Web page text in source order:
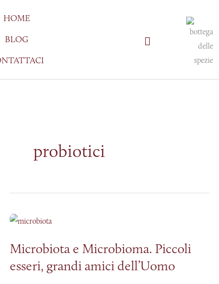
al
contenuto
HOME
BLOG
probiotici
Microbiota e Microbioma. Piccoli
esseri, grandi amici dell’Uomo
Microbiota
Microbioma.
Piccoli